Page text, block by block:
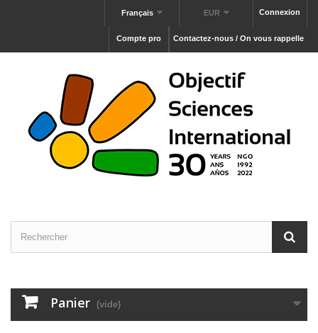
Connexion
EUR
Français
Contactez-nous / On vous rappelle
Compte pro
Panier (vide)